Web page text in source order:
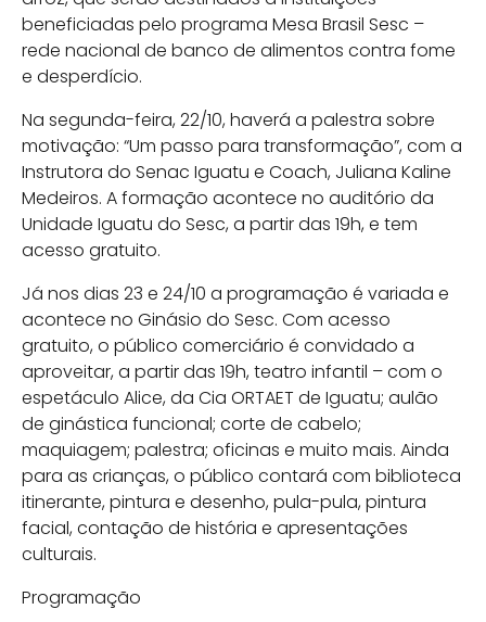
beneficiadas pelo programa Mesa Brasil Sesc –
rede nacional de banco de alimentos contra fome
e desperdício.
Na segunda-feira, 22/10, haverá a palestra sobre
motivação: “Um passo para transformação”, com a
Instrutora do Senac Iguatu e Coach, Juliana Kaline
Medeiros. A formação acontece no auditório da
Unidade Iguatu do Sesc, a partir das 19h, e tem
acesso gratuito.
Já nos dias 23 e 24/10 a programação é variada e
acontece no Ginásio do Sesc. Com acesso
gratuito, o público comerciário é convidado a
aproveitar, a partir das 19h, teatro infantil – com o
espetáculo Alice, da Cia ORTAET de Iguatu; aulão
de ginástica funcional; corte de cabelo;
maquiagem; palestra; oficinas e muito mais. Ainda
para as crianças, o público contará com biblioteca
itinerante, pintura e desenho, pula-pula, pintura
facial, contação de história e apresentações
culturais.
Programação